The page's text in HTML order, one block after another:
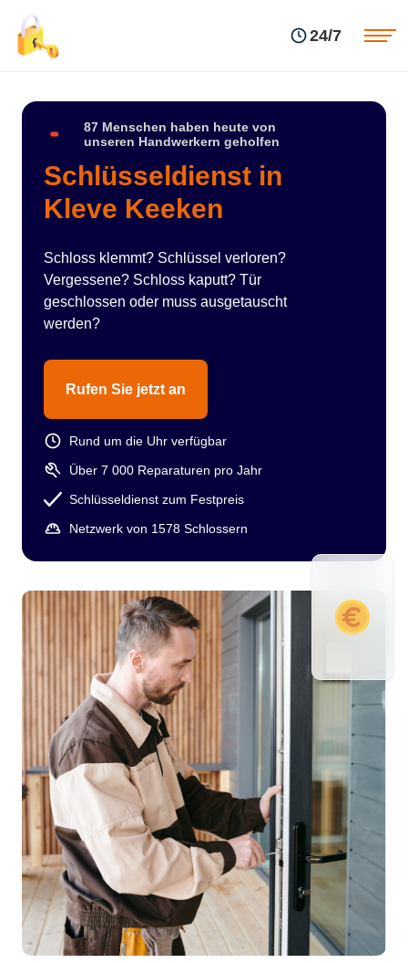
24/7
87 Menschen haben heute von
unseren Handwerkern geholfen
Schlüsseldienst in
Kleve Keeken
Schloss klemmt? Schlüssel verloren?
Vergessene? Schloss kaputt? Tür
geschlossen oder muss ausgetauscht
werden?
Rufen Sie jetzt an
Rund um die Uhr verfügbar
Über 7 000 Reparaturen pro Jahr
Schlüsseldienst zum Festpreis
Netzwerk von 1578 Schlossern